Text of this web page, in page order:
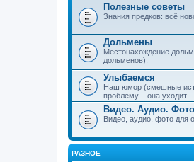
Полезные советы
Знания предков: всё
Дольмены
Местонахождение
дольменов).
Улыбаемся
Наш юмор (смешные
проблему – она уходит.
Видео. Аудио. Фото
Видео, аудио, фото для
РАЗНОЕ